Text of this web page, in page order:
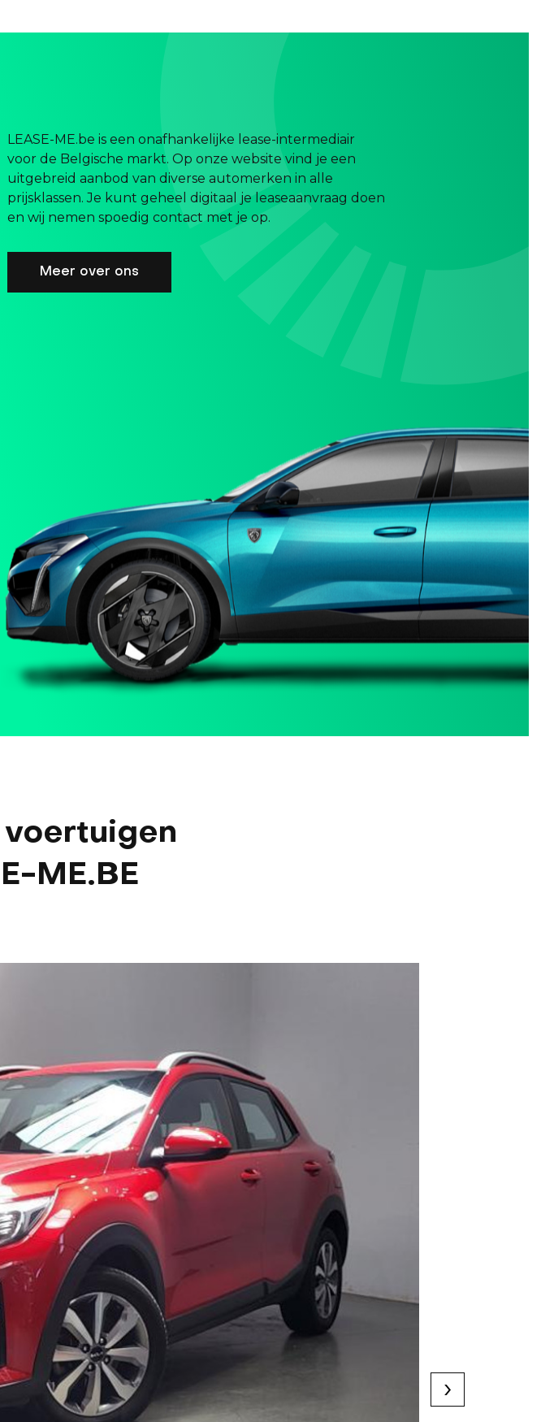
LEASE-ME.be is een onafhankelijke lease-intermediair
voor de Belgische markt. Op onze website vind je een
uitgebreid aanbod van diverse automerken in alle
prijsklassen. Je kunt geheel digitaal je leaseaanvraag doen
en wij nemen spoedig contact met je op.
Meer over ons
ME.BE